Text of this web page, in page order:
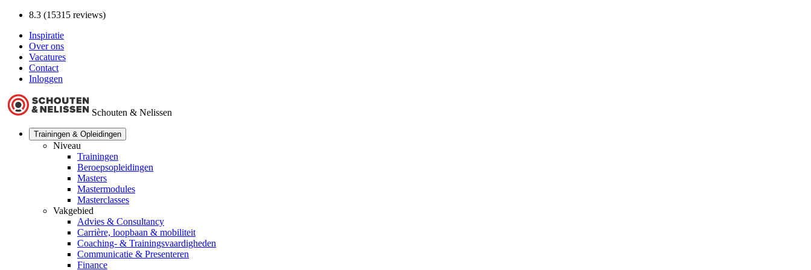
8.3 (15315 reviews)
Inspiratie
Over ons
Vacatures
Contact
Inloggen
Schouten & Nelissen
Trainingen & Opleidingen
Niveau
Trainingen
Beroepsopleidingen
Masters
Mastermodules
Masterclasses
Vakgebied
Advies & Consultancy
Carrière, loopbaan & mobiliteit
Coaching- & Trainingsvaardigheden
Communicatie & Presenteren
Finance